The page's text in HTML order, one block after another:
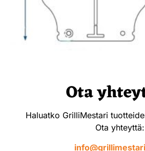
Ota
Haluatko GrilliMestari
Ota yhteyttä: